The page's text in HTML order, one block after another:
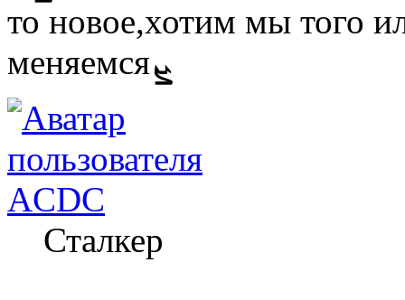
то новое,хотим мы того
меняемсяܨ
ACDC
Сталкер